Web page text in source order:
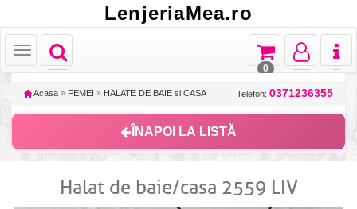
LenjeriaMea.ro
Toggle
navigation
Toggle
Toggle
navigation
Toggle
navigation
Toggle
navigation
0
Acasa » FEMEI » HALATE DE BAIE si CASA Telefon: 0371236355
ÎNAPOI LA LISTĂ
Halat de baie/casa 2559 LIV